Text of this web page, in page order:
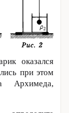
оказался
при этом
Архимеда,